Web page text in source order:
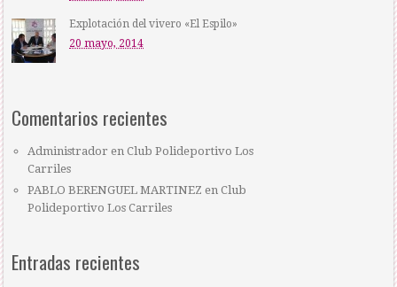
Explotación del vivero «El Espilo»
20 mayo, 2014
Comentarios recientes
Administrador en Club Polideportivo Los
Carriles
PABLO BERENGUEL MARTINEZ en Club
Polideportivo Los Carriles
Entradas recientes